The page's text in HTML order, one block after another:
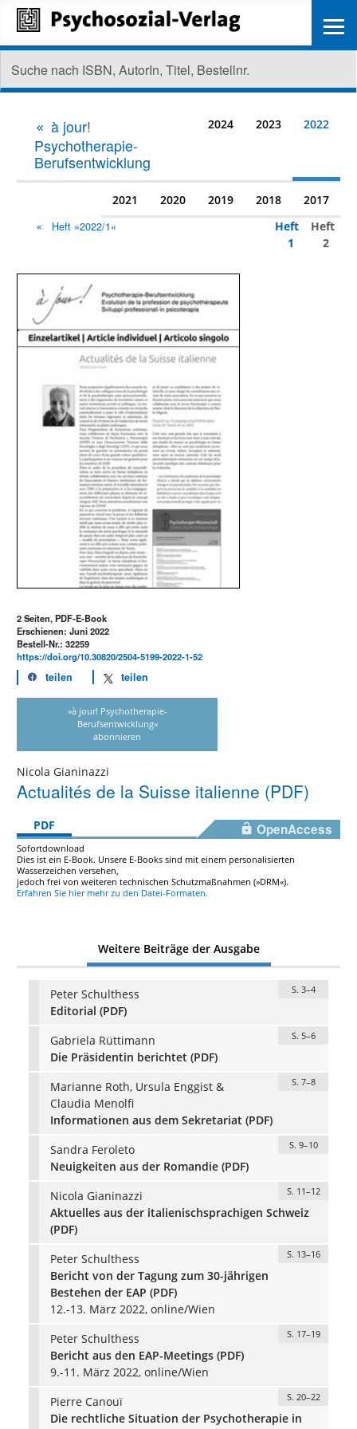
à jour!
Psychotherapie-
Berufsentwicklung
2024 2023 2022
2021 2020 2019 2018 2017
Heft »2022/1«
Heft
1
Heft
2
2 Seiten, PDF-E-Book
Erschienen: Juni 2022
Bestell-Nr.: 32259
https://doi.org/10.30820/2504-5199-2022-1-52
teilen teilen
»à jour! Psychotherapie-
Berufsentwicklung«
abonnieren
Nicola Gianinazzi
Actualités de la Suisse italienne (PDF)
PDF OpenAccess
Sofortdownload
Dies ist ein E-Book. Unsere E-Books sind mit einem personalisierten
Wasserzeichen versehen,
jedoch frei von weiteren technischen Schutzmaßnahmen (»DRM«).
Erfahren Sie hier mehr zu den Datei-Formaten.
Weitere Beiträge der Ausgabe
Peter Schulthess S. 3–4
Editorial (PDF)
Gabriela Rüttimann
S. 5–6
Die Präsidentin berichtet (PDF)
Marianne Roth, Ursula Enggist &
Claudia Menolfi
S. 7–8
Informationen aus dem Sekretariat (PDF)
Sandra Feroleto
S. 9–10
Neuigkeiten aus der Romandie (PDF)
Nicola Gianinazzi
S. 11–12
Aktuelles aus der italienischsprachigen Schweiz
(PDF)
Peter Schulthess
S. 13–16
Bericht von der Tagung zum 30-jährigen
Bestehen der EAP (PDF)
12.-13. März 2022, online/Wien
Peter Schulthess
S. 17–19
Bericht aus den EAP-Meetings (PDF)
9.-11. März 2022, online/Wien
Pierre Canouï
S. 20–22
Die rechtliche Situation der Psychotherapie in
≡